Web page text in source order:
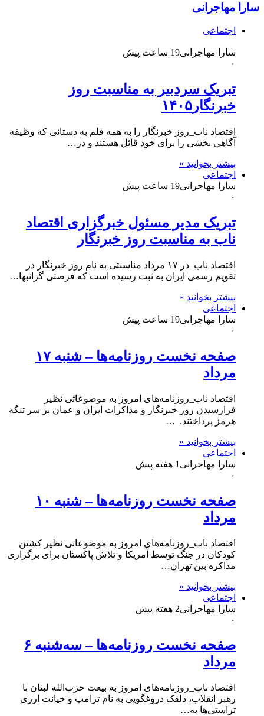
سارا مهاجرانی
اجتماعی
سارا مهاجرانی19 ساعت پیش
۰
تبریک سردبیر به مناسبت روز
خبرنگار۱۴۰۵
اقتصاد ناب_روز خبرنگار را به همه قلم به دستانی که وظیفه
آگاهی بخشی را برای خود قائل هستند و در…
بیشتر بخوانید »
اجتماعی
سارا مهاجرانی19 ساعت پیش
۰
تبریک مدیر مسئول خبرگزاری اقتصاد
ناب به مناسبت روز خبرنگار
اقتصاد ناب_در ۱۷ مرداد مناسبتی به نام روز خبرنگار در
تقویم رسمی ایران به ثبت رسیده است که فرصتی گرانبها…
بیشتر بخوانید »
اجتماعی
سارا مهاجرانی19 ساعت پیش
۰
صفحه نخست روزنامه‌ها – شنبه ۱۷
مرداد
اقتصاد ناب_روزنامه‌های امروز به موضوعاتی نظیر
فرارسیدن روز خبرنگار و مذاکرات ایران و عمان بر سر تنگه
هرمز پرداختند. …
بیشتر بخوانید »
اجتماعی
سارا مهاجرانی 1 هفته پیش
۰
صفحه نخست روزنامه‌ها – شنبه ۱۰
مرداد
اقتصاد ناب_روزنامه‌های امروز به موضوعاتی نظیر کشتن
کودکان در جنگ توسط آمریکا و تلاش پاکستان برای برگزاری
مذاکره بین تهران…
بیشتر بخوانید »
اجتماعی
سارا مهاجرانی2 هفته پیش
۰
صفحه نخست روزنامه‌ها – سه‌شنبه ۶
مرداد
اقتصاد ناب_روزنامه‌های امروز به بیعت حزب‌الله لبنان با
رهبر انقلاب، دلقک دروغگویی به نام ترامپ و خیانت ارزی
تراستی‌ها به…